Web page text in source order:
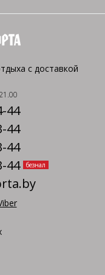
с доставкой
44
44
44
44
безнал